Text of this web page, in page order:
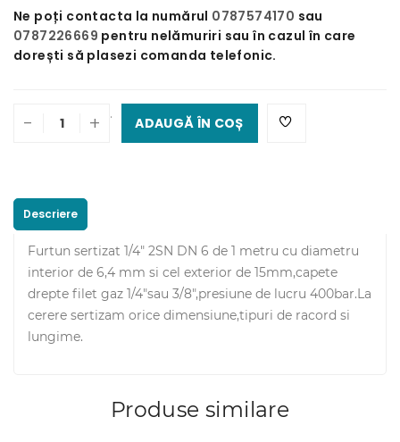
Ne poți contacta la numărul 0787574170 sau
0787226669 pentru nelămuriri sau în cazul în care
dorești să plasezi comanda telefonic.
- + .
ADAUGĂ ÎN COȘ
Descriere
Furtun sertizat 1/4" 2SN DN 6 de 1 metru cu diametru
interior de 6,4 mm si cel exterior de 15mm,capete
drepte filet gaz 1/4"sau 3/8",presiune de lucru 400bar.La
cerere sertizam orice dimensiune,tipuri de racord si
lungime.
Produse similare